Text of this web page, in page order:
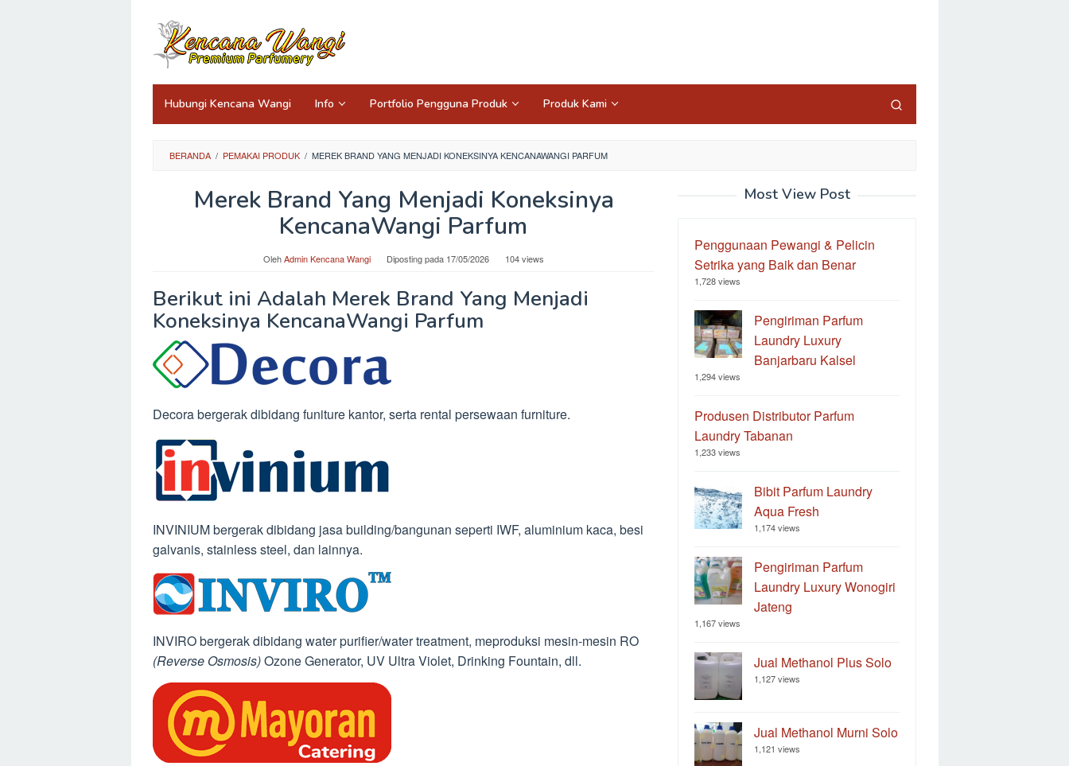
konten
Hubungi Kencana Wangi Info Portfolio Pengguna Produk Produk Kami
BERANDA / PEMAKAI PRODUK / MEREK BRAND YANG MENJADI KONEKSINYA KENCANAWANGI PARFUM
Merek Brand Yang Menjadi Koneksinya
KencanaWangi Parfum
OlehAdmin Kencana Wangi Diposting pada 17/05/2026 104 views
Berikut ini Adalah Merek Brand Yang Menjadi
Koneksinya KencanaWangi Parfum
Decora bergerak dibidang funiture kantor, serta rental persewaan furniture.
INVINIUM bergerak dibidang jasa building/bangunan seperti IWF, aluminium kaca, besi
galvanis, stainless steel, dan lainnya.
INVIRO bergerak dibidang water purifier/water treatment, meproduksi mesin-mesin RO
(Reverse Osmosis)Ozone Generator, UV Ultra Violet, Drinking Fountain, dll.
Most View Post
Penggunaan Pewangi & Pelicin
Setrika yang Baik dan Benar
1,728 views
Pengiriman Parfum
Laundry Luxury
Banjarbaru Kalsel
1,294 views
Produsen Distributor Parfum
Laundry Tabanan
1,233 views
Bibit Parfum Laundry
Aqua Fresh
1,174 views
Pengiriman Parfum
Laundry Luxury Wonogiri
Jateng
1,167 views
Jual Methanol Plus Solo
1,127 views
Jual Methanol Murni Solo
1,121 views